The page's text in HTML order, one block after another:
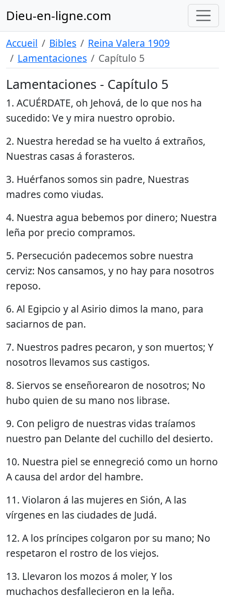
Dieu-en-ligne.com
Accueil Bibles
Reina Valera 1909
Lamentaciones
Capítulo 5
Lamentaciones - Capítulo 5
1. ACUÉRDATE, oh Jehová, de lo que nos ha
sucedido: Ve y mira nuestro oprobio.
2. Nuestra heredad se ha vuelto á extraños,
Nuestras casas á forasteros.
3. Huérfanos somos sin padre, Nuestras
madres como viudas.
4. Nuestra agua bebemos por dinero; Nuestra
leña por precio compramos.
5. Persecución padecemos sobre nuestra
cerviz: Nos cansamos, y no hay para nosotros
reposo.
6. Al Egipcio y al Asirio dimos la mano, para
saciarnos de pan.
7. Nuestros padres pecaron, y son muertos; Y
nosotros llevamos sus castigos.
8. Siervos se enseñorearon de nosotros; No
hubo quien de su mano nos librase.
9. Con peligro de nuestras vidas traíamos
nuestro pan Delante del cuchillo del desierto.
10. Nuestra piel se ennegreció como un horno
A causa del ardor del hambre.
11. Violaron á las mujeres en Sión, A las
vírgenes en las ciudades de Judá.
12. A los príncipes colgaron por su mano; No
respetaron el rostro de los viejos.
13. Llevaron los mozos á moler, Y los
muchachos desfallecieron en la leña.